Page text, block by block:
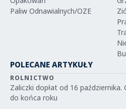
Paliw Odnawialnych/OZE
POLECANE ARTYKUŁY
ROLNICTWO
Zaliczki dopłat od 16 października.
do końca roku